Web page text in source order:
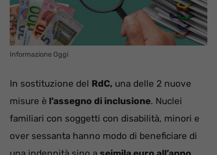
Informazione Oggi
In sostituzione del RdC, una delle 2 nuove
misure è l’assegno di inclusione. Nuclei
familiari con soggetti con disabilità, minori e
over sessanta hanno modo di beneficiare di